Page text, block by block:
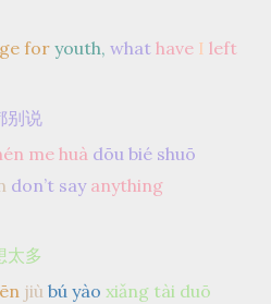
for youth, what have I left
别说
me huà dōu bié shuō
don’t say anything
太多
jiù bú yào xiǎng tài duō